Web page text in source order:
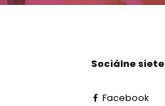
Sociálne siete
Facebook